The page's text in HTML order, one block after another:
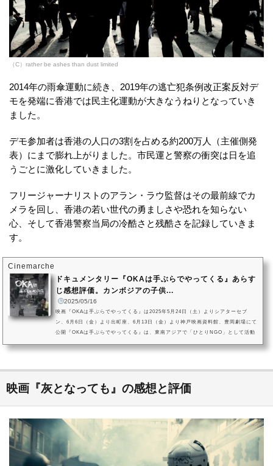
（C）rather be ashes than dust limited
2014年の雨傘運動に続き、2019年の逃亡犯条例改正案反対デ
モを発端に香港では民主化運動が大きなうねりとなっていき
ました。
デモ参加者は香港の人口の3割を占める約200万人（主催側発
表）にまで膨れ上がりました。市民運と警察の衝突は日を追
うごとに激化していきました。
フリージャーナリストのアラン・ラウ監督はその最前線でカ
メラを回し、香港の若い世代の勇ましさや恐れを知らない
心、そして香港警察当局の冷酷さと残酷さを記録していきま
す。
Cinemarche
ドキュメンタリー『OKAは手ぶらでやってくる』あらす
じ感想評価。カンボジアの子供...
2025/05/16
映画『OKAは手ぶらでやってくる』は2025年5月24日（土）よりシアターセブ
ン、6月6日（金）より出町座、6月13日（金）より神戸映画資料館、豊岡劇場にて
公開『OKAは手ぶらでやってくる』は、東南アジアで「ひとりNGO」として活動
キ...
映画『灰となっても』の感想と評価